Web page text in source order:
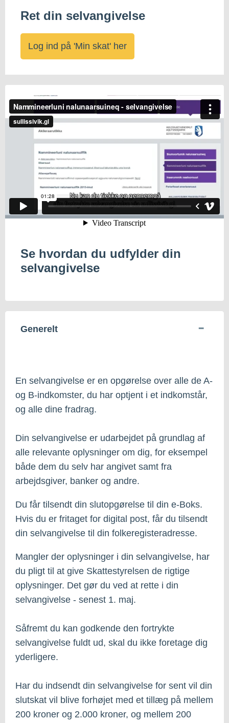
Ret din selvangivelse
Log ind på 'Min skat' her
Se hvordan du udfylder din
selvangivelse
Generelt
En selvangivelse er en opgørelse over alle de A-
og B-indkomster, du har optjent i et indkomstår,
og alle dine fradrag.
Din selvangivelse er udarbejdet på grundlag af
alle relevante oplysninger om dig, for eksempel
både dem du selv har angivet samt fra
arbejdsgiver, banker og andre.
Du får tilsendt din slutopgørelse til din e-Boks.
Hvis du er fritaget for digital post, får du tilsendt
din selvangivelse til din folkeregisteradresse.
Mangler der oplysninger i din selvangivelse, har
du pligt til at give Skattestyrelsen de rigtige
oplysninger. Det gør du ved at rette i din
selvangivelse - senest 1. maj.
Såfremt du kan godkende den fortrykte
selvangivelse fuldt ud, skal du ikke foretage dig
yderligere.
Har du indsendt din selvangivelse for sent vil din
slutskat vil blive forhøjet med et tillæg på mellem
200 kroner og 2.000 kroner, og mellem 200